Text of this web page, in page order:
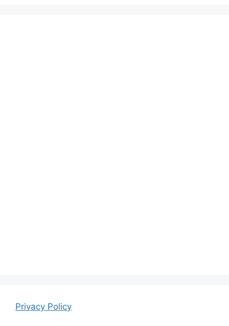
Privacy Policy